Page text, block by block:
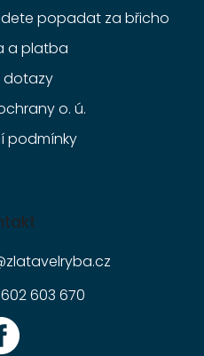
popadat za břicho
a platba
dotazy
o. ú.
podmínky
zlatavelryba.cz
603 670